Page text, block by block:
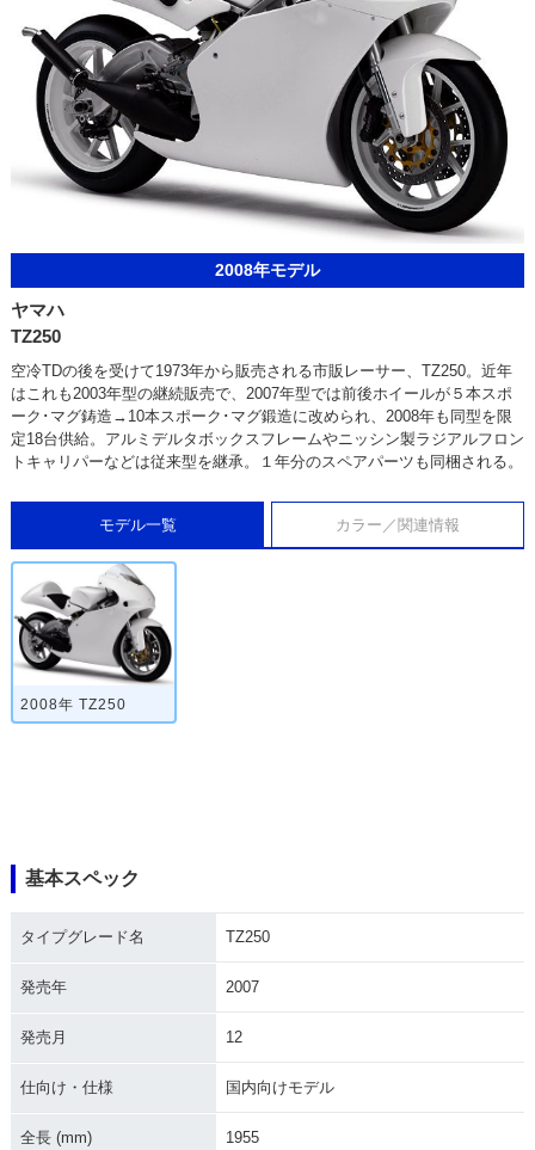
2008年モデル
ヤマハ
TZ250
空冷TDの後を受けて1973年から販売される市販レーサー、TZ250。近年
はこれも2003年型の継続販売で、2007年型では前後ホイールが５本スポ
ーク･マグ鋳造→10本スポーク･マグ鍛造に改められ、2008年も同型を限
定18台供給。アルミデルタボックスフレームやニッシン製ラジアルフロン
トキャリパーなどは従来型を継承。１年分のスペアパーツも同梱される。
モデル一覧 カラー／関連情報
2008年 TZ250
基本スペック
タイプグレード名 TZ250
発売年 2007
発売月 12
仕向け・仕様 国内向けモデル
全長 (mm) 1955